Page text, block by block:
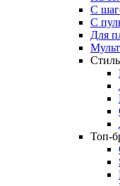
С
С
Для
Стиль
Топ-